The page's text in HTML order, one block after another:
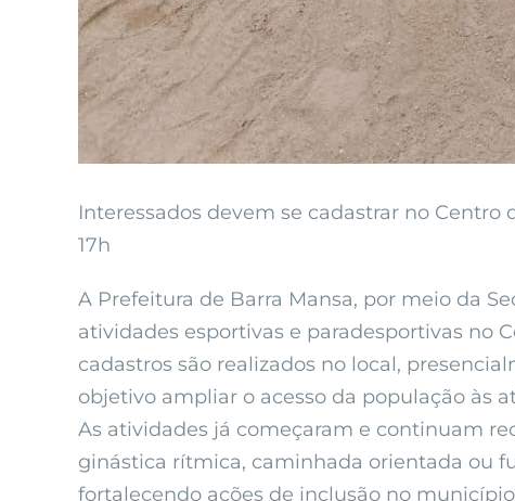
Interessados devem se cadastrar no Centro
17h
A Prefeitura de Barra Mansa, por meio da
atividades esportivas e paradesportivas no
cadastros são realizados no local,
objetivo ampliar o acesso da população às
As atividades já começaram e continuam
ginástica rítmica, caminhada orientada ou
fortalecendo ações de inclusão no